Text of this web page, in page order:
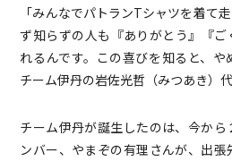
「みんなでパトランTシャツを着て
ず知らずの人も『ありがとう』『ご
れるんです。この喜びを知ると、
チーム伊丹の岩佐光哲（みつあき）代
チーム伊丹が誕生したのは、今か
ンバー、やまぞの有理さんが、出